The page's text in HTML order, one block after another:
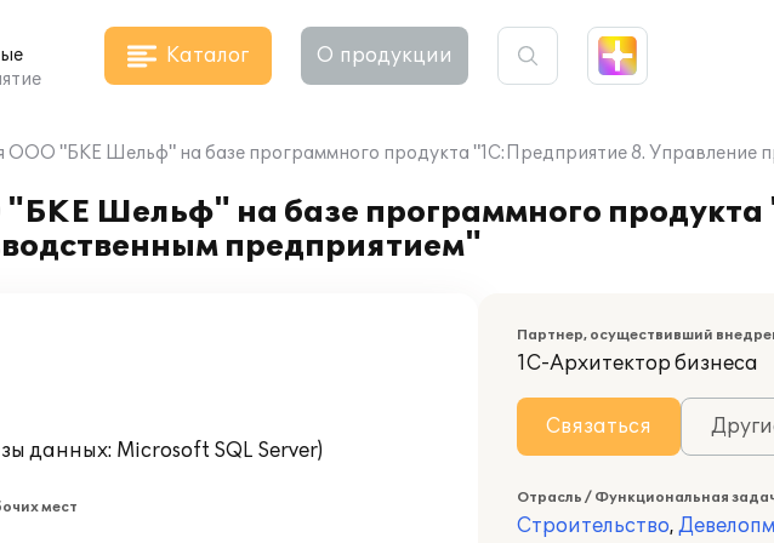
Каталог О продукции
ООО "БКЕ Шельф" на базе программного продукта "1С:Предприятие 8. Управление
Шельф" на базе программного
предприятием"
данных: Microsoft SQL Server)
мест
Партнер, осуществивший
1С-Архитектор бизнеса
Связаться
Отрасль / Функциональная
Строительство,